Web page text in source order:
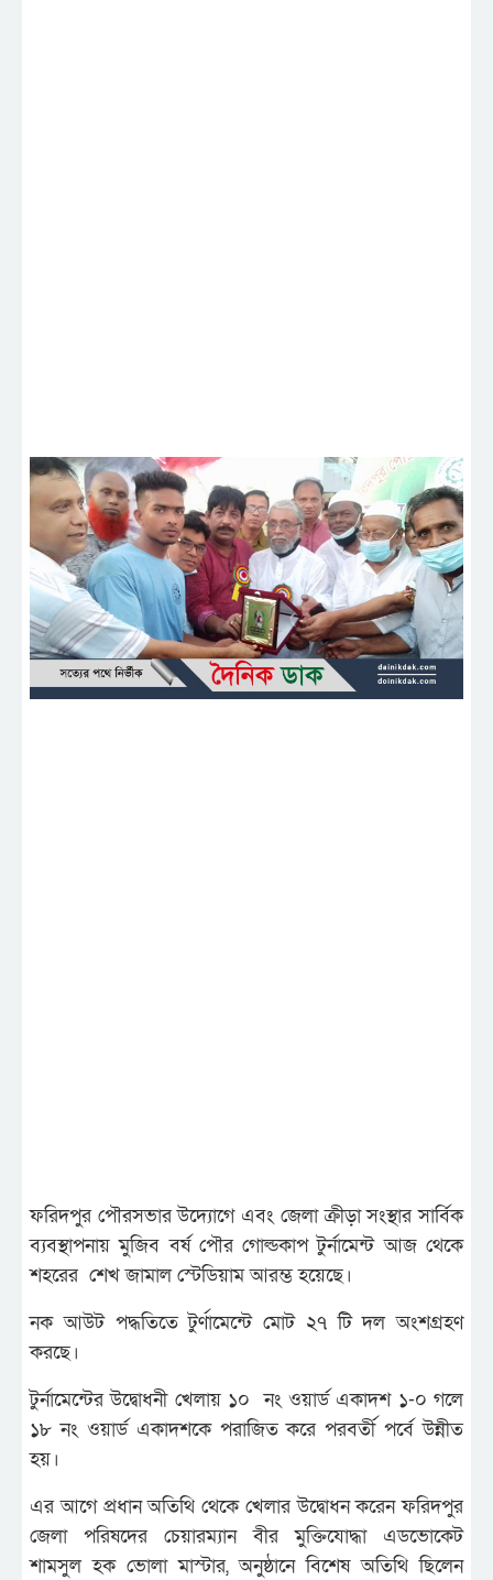
ফরিদপুর পৌরসভার উদ্যোগে এবং জেলা ক্রীড়া সংস্থার সার্বিক
ব্যবস্থাপনায় মুজিব বর্ষ পৌর গোল্ডকাপ টুর্নামেন্ট আজ থেকে
শহরের শেখ জামাল স্টেডিয়াম আরম্ভ হয়েছে।
নক আউট পদ্ধতিতে টুর্ণামেন্টে মোট ২৭ টি দল অংশগ্রহণ
করছে।
টুর্নামেন্টের উদ্বোধনী খেলায় ১০ নং ওয়ার্ড একাদশ ১-০ গলে
১৮ নং ওয়ার্ড একাদশকে পরাজিত করে পরবর্তী পর্বে উন্নীত
হয়।
এর আগে প্রধান অতিথি থেকে খেলার উদ্বোধন করেন ফরিদপুর
জেলা পরিষদের চেয়ারম্যান বীর মুক্তিযোদ্ধা এডভোকেট
শামসুল হক ভোলা মাস্টার, অনুষ্ঠানে বিশেষ অতিথি ছিলেন